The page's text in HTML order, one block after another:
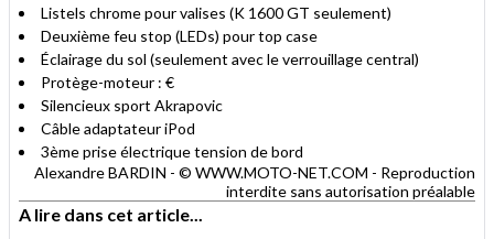
Listels chrome pour valises (K 1600 GT seulement)
Deuxième feu stop (LEDs) pour top case
Éclairage du sol (seulement avec le verrouillage central)
Protège-moteur : €
Silencieux sport Akrapovic
Câble adaptateur iPod
3ème prise électrique tension de bord
Alexandre BARDIN - © WWW.MOTO-NET.COM - Reproduction
interdite sans autorisation préalable
A lire dans cet article...